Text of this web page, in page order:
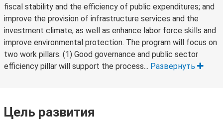
fiscal stability and the efficiency of public expenditures; and
improve the provision of infrastructure services and the
investment climate, as well as enhance labor force skills and
improve environmental protection. The program will focus on
two work pillars. (1) Good governance and public sector
efficiency pillar will support the process... Развернуть
Цель развития